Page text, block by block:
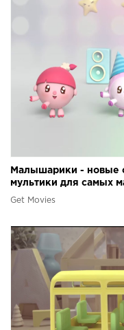
Малышарики - новые
мультики для самых
Get Movies